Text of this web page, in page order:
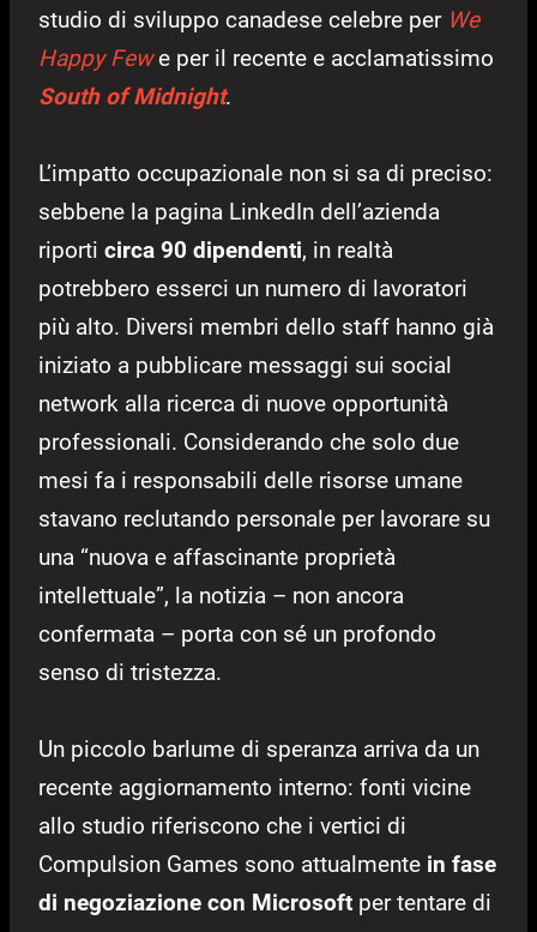
studio di sviluppo canadese celebre per We
Happy Fewe per il recente e acclamatissimo
South of Midnight.
L’impatto occupazionale non si sa di preciso:
sebbene la pagina LinkedIn dell’azienda
riporti circa 90 dipendenti, in realtà
potrebbero esserci un numero di lavoratori
più alto. Diversi membri dello staff hanno già
iniziato a pubblicare messaggi sui social
network alla ricerca di nuove opportunità
professionali. Considerando che solo due
mesi fa i responsabili delle risorse umane
stavano reclutando personale per lavorare su
una “nuova e affascinante proprietà
intellettuale”, la notizia – non ancora
confermata – porta con sé un profondo
senso di tristezza.
Un piccolo barlume di speranza arriva da un
recente aggiornamento interno: fonti vicine
allo studio riferiscono che i vertici di
Compulsion Games sono attualmente in fase
di negoziazione con Microsoft per tentare di